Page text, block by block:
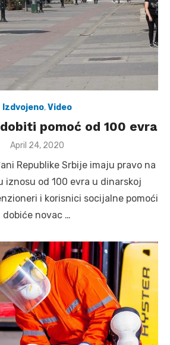
Izdvojeno,Video
pomoć od 100 evra
Posted
April 24, 2020
Republike Srbije imaju pravo na
iznosu od 100 evra u dinarskoj
i korisnici socijalne pomoći
dobiće novac …